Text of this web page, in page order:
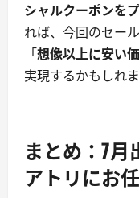
シャルクーポンを
れば、今回のセー
「想像以上に安い
実現するかもしれま
まとめ：7
アトリにお